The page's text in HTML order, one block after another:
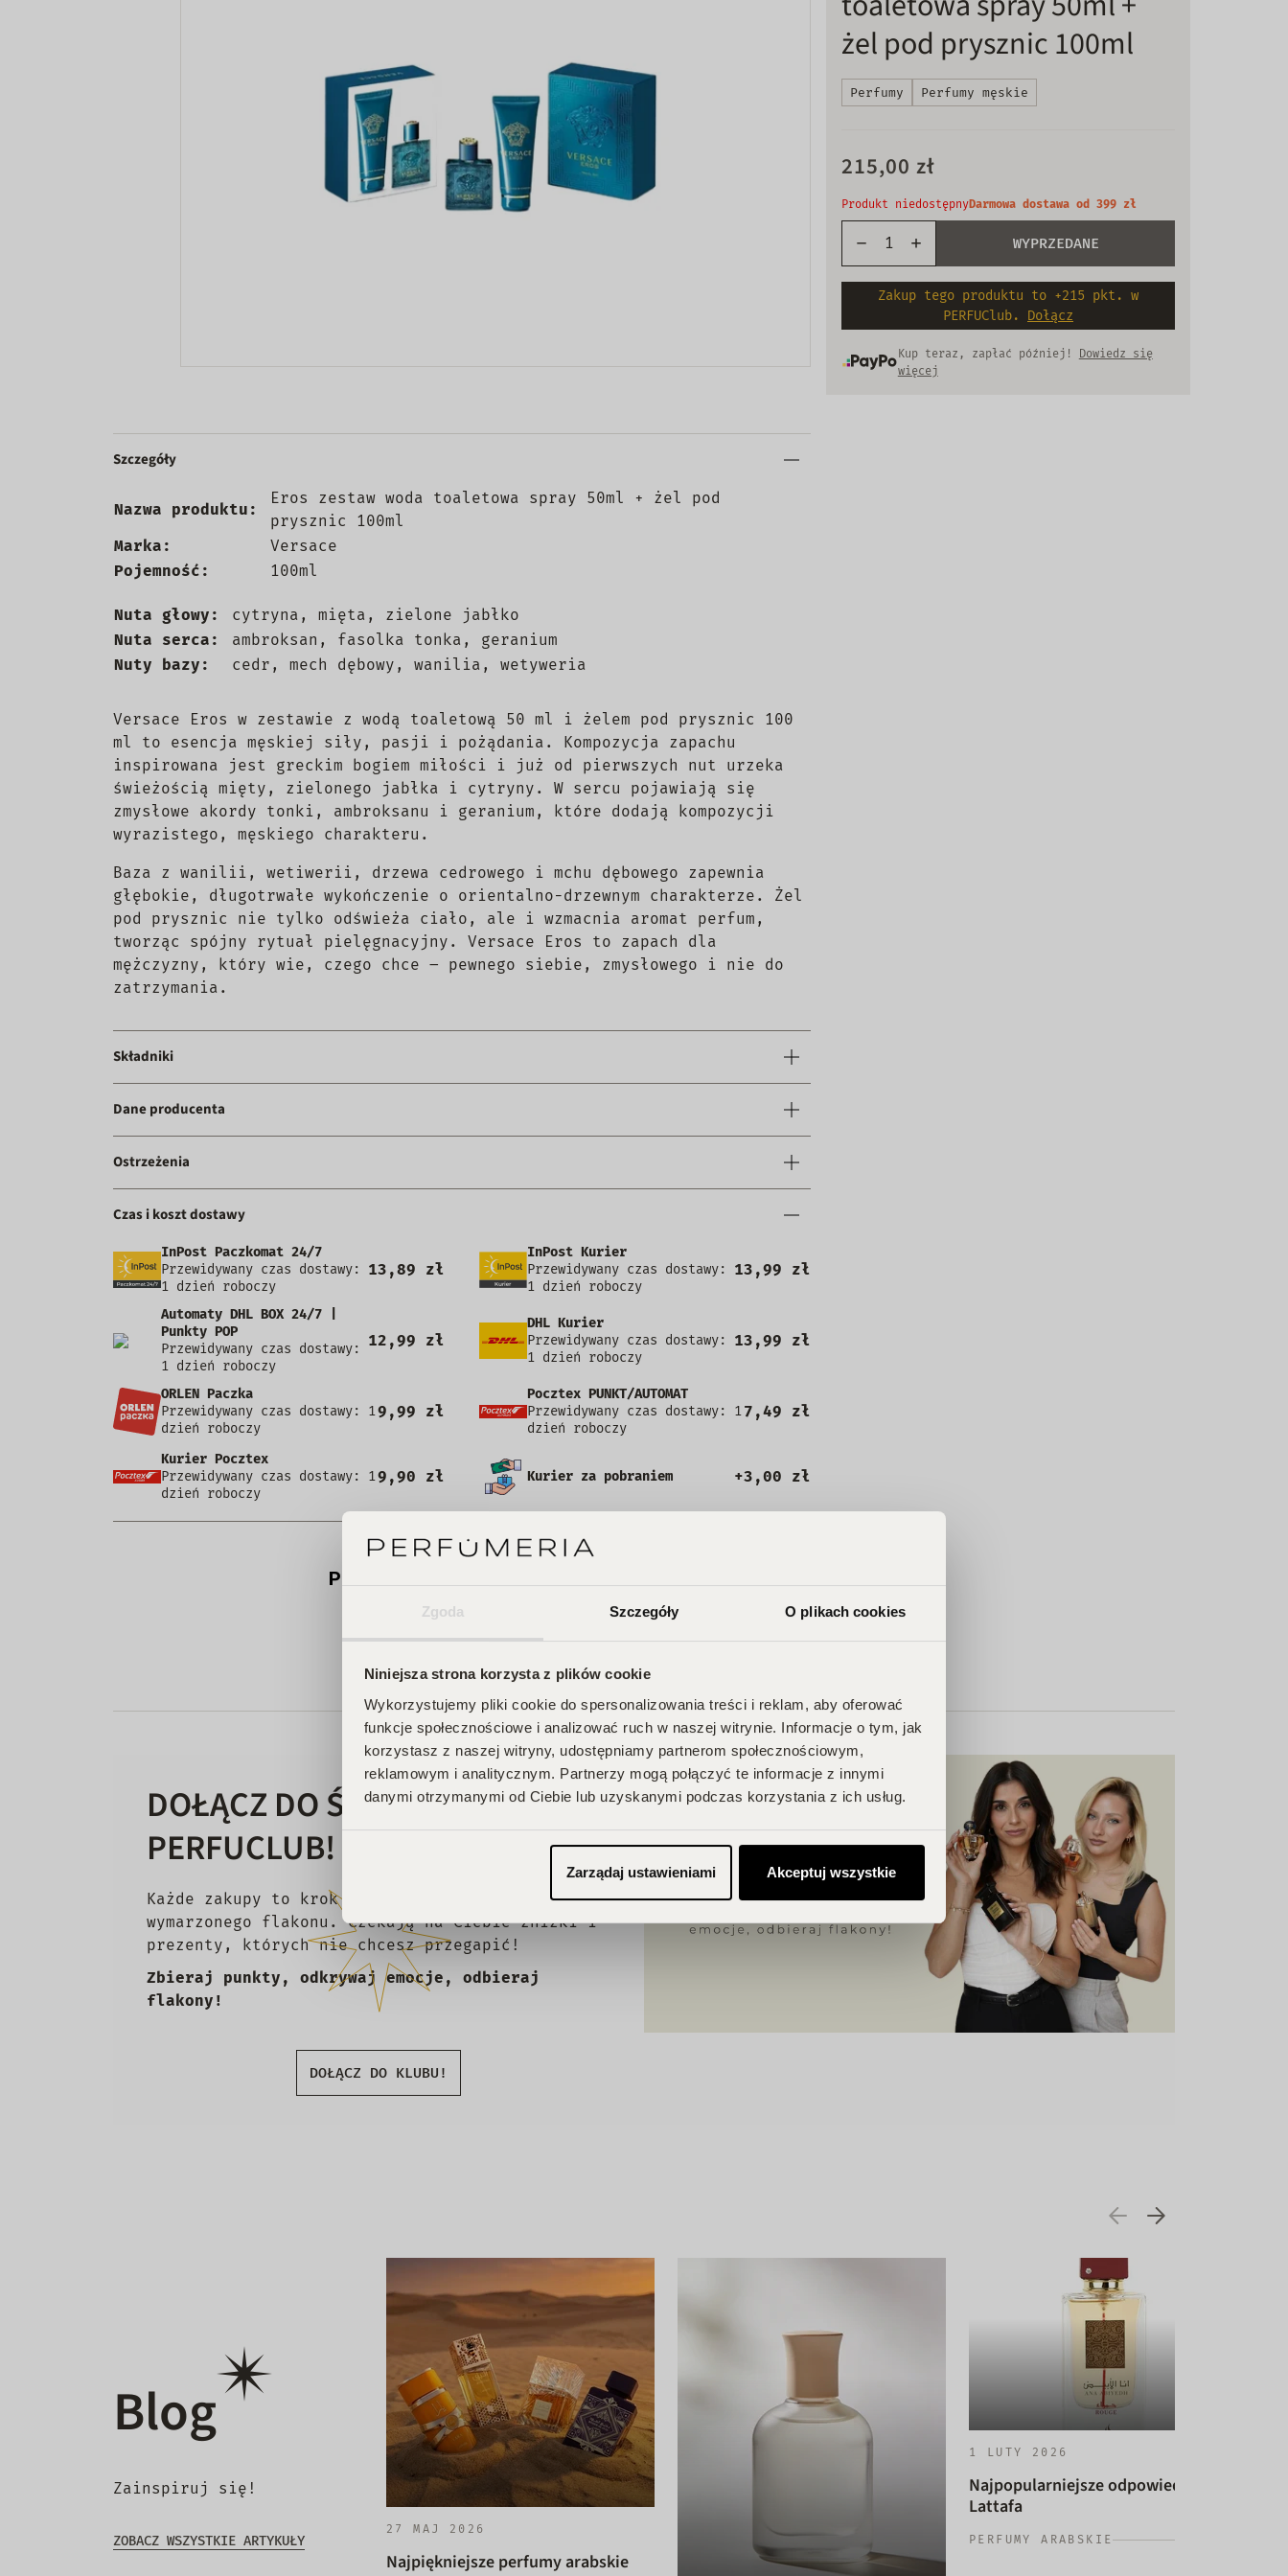
Zgoda Szczegóły O plikach cookies
Niniejsza strona korzysta z plików cookie
Wykorzystujemy pliki cookie do spersonalizowania treści i reklam, aby oferować
funkcje społecznościowe i analizować ruch w naszej witrynie. Informacje o tym, jak
korzystasz z naszej witryny, udostępniamy partnerom społecznościowym,
reklamowym i analitycznym. Partnerzy mogą połączyć te informacje z innymi
danymi otrzymanymi od Ciebie lub uzyskanymi podczas korzystania z ich usług.
Zarządaj ustawieniami Akceptuj wszystkie
żel pod prysznic 100ml
Perfumy Perfumy męskie
215,00 zł
Produkt niedostępnyDarmowa dostawa od 399 zł
WYPRZEDANE
Zakup tego produktu to +215 pkt. w
PERFUClub. Dołącz
Kup teraz, zapłać później!
Dowiedz się
więcej
Szczegóły
Nazwa produktu:
Eros zestaw woda toaletowa spray 50ml + żel pod
prysznic 100ml
Marka:
Versace
Pojemność:
100ml
Nuta głowy:
cytryna, mięta, zielone jabłko
Nuta serca:
ambroksan, fasolka tonka, geranium
Nuty bazy:
cedr, mech dębowy, wanilia, wetyweria
Versace Eros w zestawie z wodą toaletową 50 ml i żelem pod prysznic 100
ml to esencja męskiej siły, pasji i pożądania. Kompozycja zapachu
inspirowana jest greckim bogiem miłości i już od pierwszych nut urzeka
świeżością mięty, zielonego jabłka i cytryny. W sercu pojawiają się
zmysłowe akordy tonki, ambroksanu i geranium, które dodają kompozycji
wyrazistego, męskiego charakteru.
Baza z wanilii, wetiwerii, drzewa cedrowego i mchu dębowego zapewnia
głębokie, długotrwałe wykończenie o orientalno-drzewnym charakterze. Żel
pod prysznic nie tylko odświeża ciało, ale i wzmacnia aromat perfum,
tworząc spójny rytuał pielęgnacyjny. Versace Eros to zapach dla
mężczyzny, który wie, czego chce – pewnego siebie, zmysłowego i nie do
zatrzymania.
Składniki
Dane producenta
Ostrzeżenia
Czas i koszt dostawy
InPost Paczkomat 24/7
Przewidywany czas dostawy:
1 dzień roboczy
13,89 zł
InPost Kurier
Przewidywany czas dostawy:
1 dzień roboczy
13,99 zł
Automaty DHL BOX 24/7 |
Punkty POP
Przewidywany czas dostawy:
1 dzień roboczy
12,99 zł
DHL Kurier
Przewidywany czas dostawy:
1 dzień roboczy
13,99 zł
ORLEN Paczka
Przewidywany czas dostawy: 1
dzień roboczy
9,99 zł
Pocztex PUNKT/AUTOMAT
Przewidywany czas dostawy: 1
dzień roboczy
7,49 zł
Kurier Pocztex
Przewidywany czas dostawy: 1
dzień roboczy
9,90 zł Kurier za pobraniem +3,00 zł
Produkt nie posiada recenzji
DOŁĄCZ DO ŚWIATA
PERFUCLUB!
Każde zakupy to krok w stronę Twojego
wymarzonego flakonu. Czekają na Ciebie zniżki i
prezenty, których nie chcesz przegapić!
Zbieraj punkty, odkrywaj emocje, odbieraj
flakony!
DOŁĄCZ DO KLUBU!
Blog
Zainspiruj się!
ZOBACZ WSZYSTKIE ARTYKUŁY
27 MAJ 2026
Najpiękniejsze perfumy arabskie
1 LUTY 2026
Najpopularniejsze odpowiedniki
Lattafa
PERFUMY ARABSKIE